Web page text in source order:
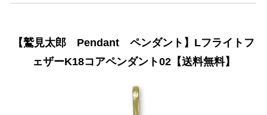
【鷲見太郎 Pendant ペンダント】Lフライトフ
ェザーK18コアペンダント02【送料無料】